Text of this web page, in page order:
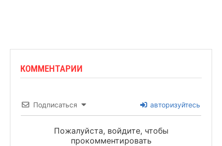
КОММЕНТАРИИ
Подписаться авторизуйтесь
Пожалуйста, войдите, чтобы
прокомментировать